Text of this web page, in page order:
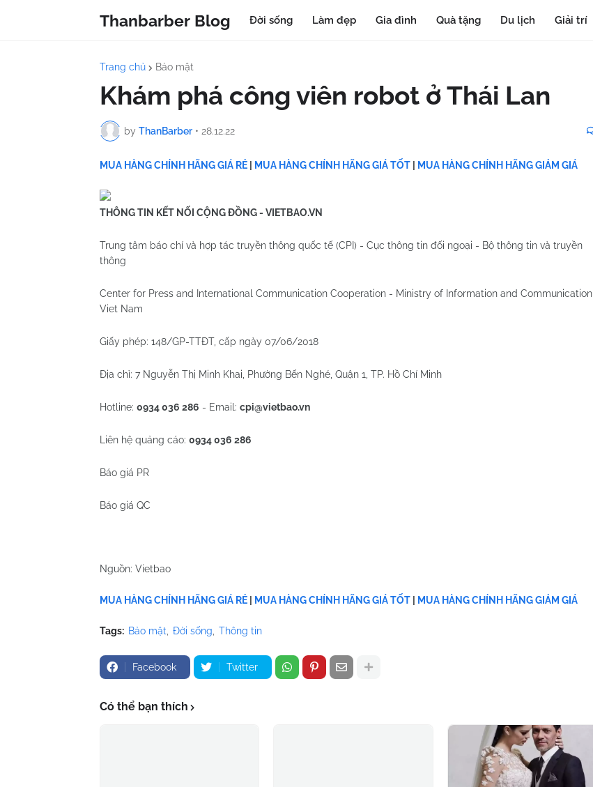
Thanbarber Blog Đời sống Làm đẹp Gia đình Quà tặng Du lịch Giải trí
Trang chủ Bảo mật
Khám phá công viên robot ở Thái Lan
by ThanBarber • 28.12.22
MUA HÀNG CHÍNH HÃNG GIÁ RẺ MUA HÀNG CHÍNH HÃNG GIÁ TỐT MUA HÀNG CHÍNH HÃNG GIẢM GIÁ
THÔNG TIN KẾT NỐI CỘNG ĐỒNG - VIETBAO.VN
Trung tâm báo chí và hợp tác truyền thông quốc tế (CPI) - Cục thông tin đối ngoại - Bộ thông tin và truyền
thông
Center for Press and International Communication Cooperation - Ministry of Information and Communication,
Viet Nam
Giấy phép: 148/GP-TTĐT, cấp ngày 07/06/2018
Địa chỉ: 7 Nguyễn Thị Minh Khai, Phường Bến Nghé, Quận 1, TP. Hồ Chí Minh
Hotline: 0934 036 286 - Email: cpi@vietbao.vn
Liên hệ quảng cáo: 0934 036 286
Báo giá PR
Báo giá QC
Nguồn: Vietbao
MUA HÀNG CHÍNH HÃNG GIÁ RẺ MUA HÀNG CHÍNH HÃNG GIÁ TỐT MUA HÀNG CHÍNH HÃNG GIẢM GIÁ
Tags: Bảo mật Đời sống Thông tin
Facebook Twitter
Có thể bạn thích